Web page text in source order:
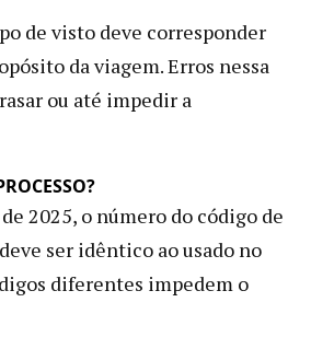
de visto deve corresponder
da viagem. Erros nessa
ou até impedir a
2025, o número do código de
deve ser idêntico ao usado no
diferentes impedem o